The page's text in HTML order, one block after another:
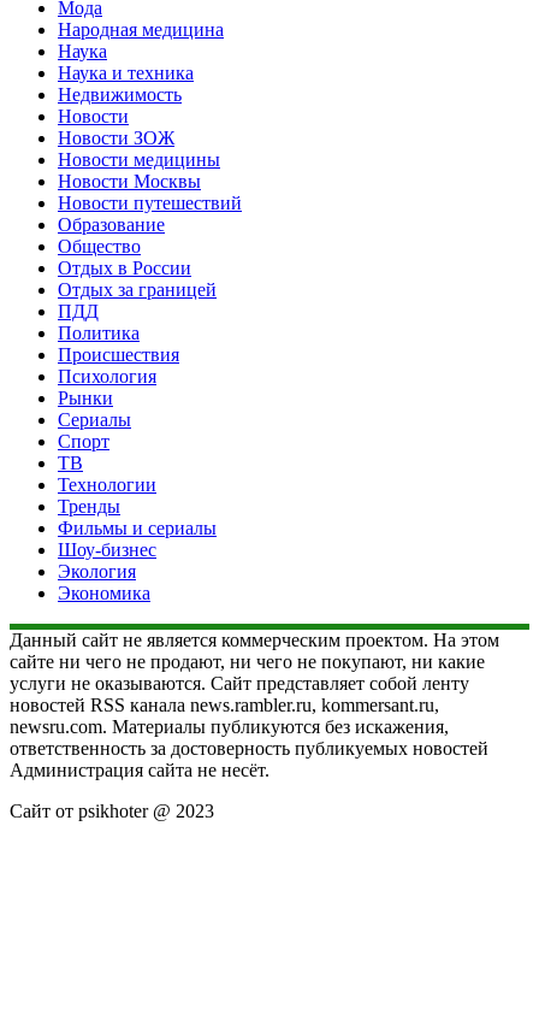
Мода
Народная медицина
Наука
Наука и техника
Недвижимость
Новости
Новости ЗОЖ
Новости медицины
Новости Москвы
Новости путешествий
Образование
Общество
Отдых в России
Отдых за границей
ПДД
Политика
Происшествия
Психология
Рынки
Сериалы
Спорт
ТВ
Технологии
Тренды
Фильмы и сериалы
Шоу-бизнес
Экология
Экономика
Данный сайт не является коммерческим проектом. На этом
сайте ни чего не продают, ни чего не покупают, ни какие
услуги не оказываются. Сайт представляет собой ленту
новостей RSS канала news.rambler.ru, kommersant.ru,
newsru.com. Материалы публикуются без искажения,
ответственность за достоверность публикуемых новостей
Администрация сайта не несёт.
Сайт от psikhoter @ 2023